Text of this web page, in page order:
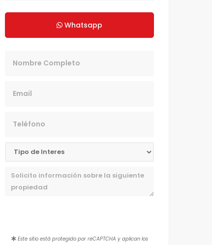
Whatsapp
Mensaje
Este sitio está protegido por reCAPTCHA y aplican los